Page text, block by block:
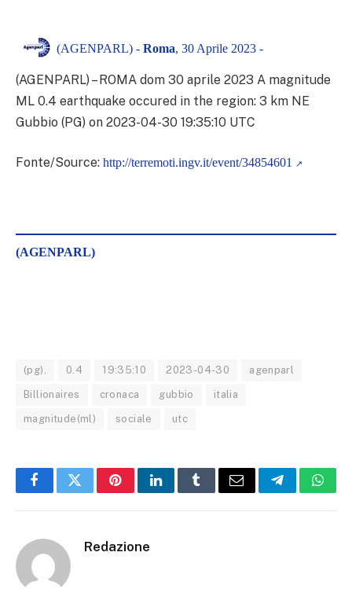
(AGENPARL) - Roma, 30 Aprile 2023 -
(AGENPARL) – ROMA dom 30 aprile 2023 A magnitude
ML 0.4 earthquake occured in the region: 3 km NE
Gubbio (PG) on 2023-04-30 19:35:10 UTC
Fonte/Source: http://terremoti.ingv.it/event/34854601
(AGENPARL)
(pg), 0.4 19:35:10 2023-04-30 agenparl
Billionaires cronaca gubbio italia
magnitude(ml) sociale utc
FacebookTwitterPinterestLinkedInTumblrEmail Telegram
Redazione